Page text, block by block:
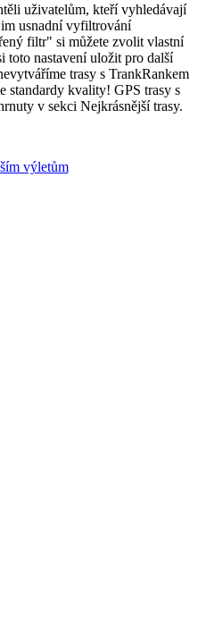
uživatelům, kteří vyhledávají
usnadní vyfiltrování
filtr" si můžete zvolit vlastní
toto nastavení uložit pro další
trasy s TrankRankem
standardy kvality! GPS trasy s
v sekci Nejkrásnější trasy.
výletům